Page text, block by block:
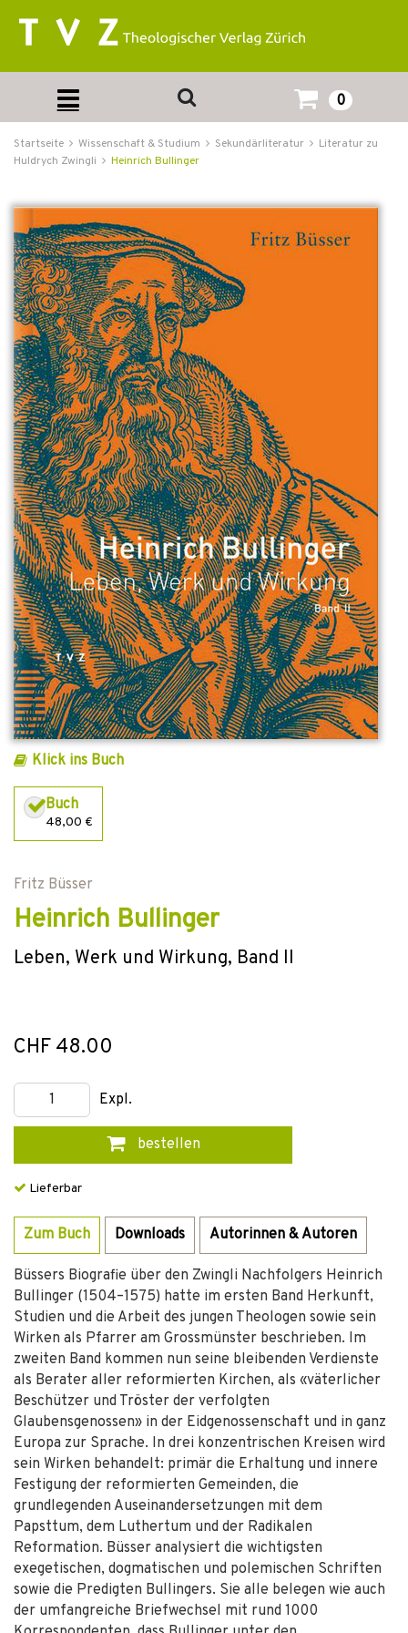
0
Startseite Wissenschaft & Studium Sekundärliteratur
Literatur zu
Huldrych Zwingli
Heinrich Bullinger
Klick ins Buch
Buch
48,00 €
Fritz Büsser
Heinrich Bullinger
Leben, Werk und Wirkung, Band II
CHF 48.00
Expl.
bestellen
Lieferbar
Zum Buch Downloads Autorinnen & Autoren
Büssers Biografie über den Zwingli Nachfolgers Heinrich
Bullinger (1504–1575) hatte im ersten Band Herkunft,
Studien und die Arbeit des jungen Theologen sowie sein
Wirken als Pfarrer am Grossmünster beschrieben. Im
zweiten Band kommen nun seine bleibenden Verdienste
als Berater aller reformierten Kirchen, als «väterlicher
Beschützer und Tröster der verfolgten
Glaubensgenossen» in der Eidgenossenschaft und in ganz
Europa zur Sprache. In drei konzentrischen Kreisen wird
sein Wirken behandelt: primär die Erhaltung und innere
Festigung der reformierten Gemeinden, die
grundlegenden Auseinandersetzungen mit dem
Papsttum, dem Luthertum und der Radikalen
Reformation. Büsser analysiert die wichtigsten
exegetischen, dogmatischen und polemischen Schriften
sowie die Predigten Bullingers. Sie alle belegen wie auch
der umfangreiche Briefwechsel mit rund 1000